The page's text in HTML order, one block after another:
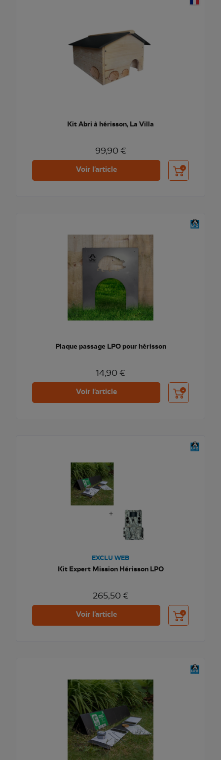
Kit Abri à hérisson, La Villa
99,90 €
Voir l'article Ajouter au
Plaque passage LPO pour hérisson
14,90 €
Voir l'article Ajouter au
EXCLU WEB
Kit Expert Mission Hérisson LPO
265,50 €
Voir l'article Ajouter au